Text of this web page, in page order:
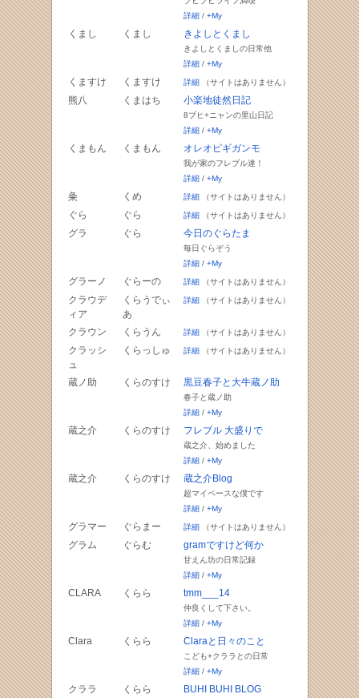
詳細/ +My
くまし くまし きよしとくまし
きよしとくましの日常他
詳細/ +My
くますけ くますけ 詳細（サイトはありません）
熊八 くまはち 小楽地徒然日記
8ブヒ+ニャンの里山日記
詳細/ +My
くまもん くまもん オレオピギガンモ
我が家のフレブル達！
詳細/ +My
粂 くめ 詳細（サイトはありません）
ぐら ぐら 詳細（サイトはありません）
グラ ぐら 今日のぐらたま
毎日ぐらぞう
詳細/ +My
グラーノ ぐらーの 詳細（サイトはありません）
クラウデ
ィア
くらうでぃ
あ
詳細（サイトはありません）
クラウン くらうん 詳細（サイトはありません）
クラッシ
ュ
くらっしゅ 詳細（サイトはありません）
蔵ノ助 くらのすけ 黒豆春子と大牛蔵ノ助
春子と蔵ノ助
詳細/ +My
蔵之介 くらのすけ フレブル 大盛りで
蔵之介、始めました
詳細/ +My
蔵之介 くらのすけ 蔵之介Blog
超マイペースな僕です
詳細/ +My
グラマー ぐらまー 詳細（サイトはありません）
グラム ぐらむ gramですけど何か
甘えん坊の日常記録
詳細/ +My
CLARA くらら tmm___14
仲良くして下さい。
詳細/ +My
Clara くらら Claraと日々のこと
こども+クララとの日常
詳細/ +My
クララ くらら BUHI BUHI BLOG